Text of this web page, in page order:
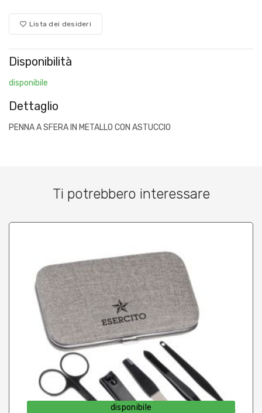
Lista dei desideri
Disponibilità
disponibile
Dettaglio
PENNA A SFERA IN METALLO CON ASTUCCIO
Ti potrebbero interessare
disponibile